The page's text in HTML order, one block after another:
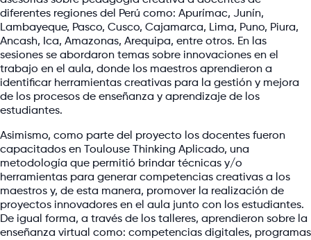
diferentes regiones del Perú como: Apurímac, Junín,
Lambayeque, Pasco, Cusco, Cajamarca, Lima, Puno, Piura,
Ancash, Ica, Amazonas, Arequipa, entre otros. En las
sesiones se abordaron temas sobre innovaciones en el
trabajo en el aula, donde los maestros aprendieron a
identificar herramientas creativas para la gestión y mejora
de los procesos de enseñanza y aprendizaje de los
estudiantes.
Asimismo, como parte del proyecto los docentes fueron
capacitados en Toulouse Thinking Aplicado, una
metodología que permitió brindar técnicas y/o
herramientas para generar competencias creativas a los
maestros y, de esta manera, promover la realización de
proyectos innovadores en el aula junto con los estudiantes.
De igual forma, a través de los talleres, aprendieron sobre la
enseñanza virtual como: competencias digitales, programas